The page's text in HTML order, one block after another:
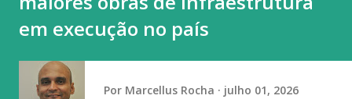
em execução no país
Por Marcellus Rocha julho 01, 2026